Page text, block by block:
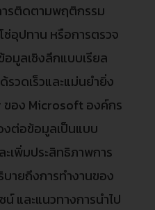
ารติดตามพฤติกรรม
ซ่อุปทาน หรือการตรวจ
มูลเชิงลึกแบบเรียล
รวดเร็วและแม่นยำยิ่ง
อง Microsoft องค์กร
งต่อข้อมูลเป็นแบบ
เพิ่มประสิทธิภาพการ
ายถึงการทำงานของ
และแนวทางการนำไป